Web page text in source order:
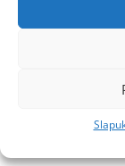
Šiaurės
testuota
megzta